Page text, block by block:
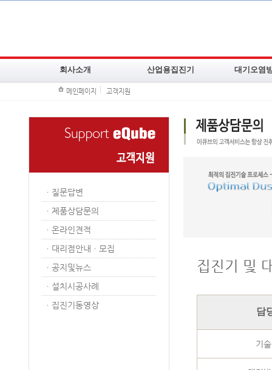
회사소개
주요연혁
주요납품고객사
찾아오시는길
산업용집진기
카트리지필터집진기
이동식집진기
오일미스트집진기
냄새제거집진기
대기오염
Scrubber
AC Tower
진공증발농
주요공사실적
메인페이지 고객지원
ㆍ 질문답변
ㆍ 제품상담문의
ㆍ 온라인견적
ㆍ 대리점안내ㆍ모집
ㆍ 공지및뉴스
ㆍ 설치시공사례
ㆍ 집진기동영상
집진기 및
담
기